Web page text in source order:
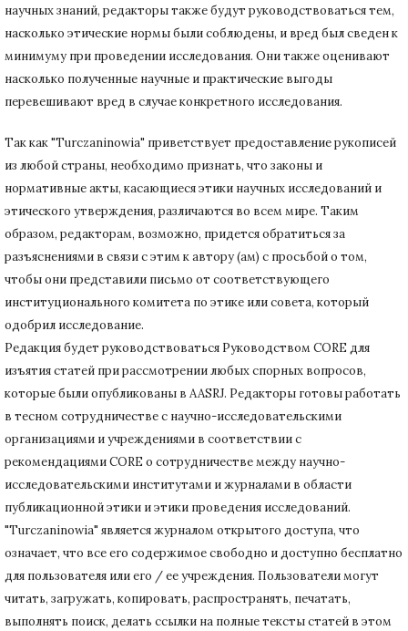
научных знаний, редакторы также будут руководствоваться тем,
насколько этические нормы были соблюдены, и вред был сведен к
минимуму при проведении исследования. Они также оценивают
насколько полученные научные и практические выгоды
перевешивают вред в случае конкретного исследования.
Так как "Turczaninowia" приветствует предоставление рукописей
из любой страны, необходимо признать, что законы и
нормативные акты, касающиеся этики научных исследований и
этического утверждения, различаются во всем мире. Таким
образом, редакторам, возможно, придется обратиться за
разъяснениями в связи с этим к автору (ам) с просьбой о том,
чтобы они представили письмо от соответствующего
институционального комитета по этике или совета, который
одобрил исследование.
Редакция будет руководствоваться Руководством CORE для
изъятия статей при рассмотрении любых спорных вопросов,
которые были опубликованы в AASRJ. Редакторы готовыработать
в тесном сотрудничестве с научно-исследовательскими
организациями и учреждениями в соответствии с
рекомендациями CORE о сотрудничестве между научно-
исследовательскими институтами и журналами в области
публикационной этики и этики проведения исследований.
"Turczaninowia" является журналом открытого доступа, что
означает, что все его содержимое свободно и доступно бесплатно
для пользователя или его / ее учреждения. Пользователи могут
читать, загружать, копировать, распространять, печатать,
выполнять поиск, делать ссылки на полные тексты статей в этом